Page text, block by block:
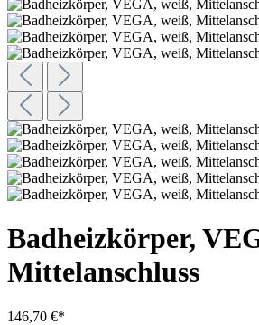
Badheizkörper,
Mittelanschluss
146,70 €*